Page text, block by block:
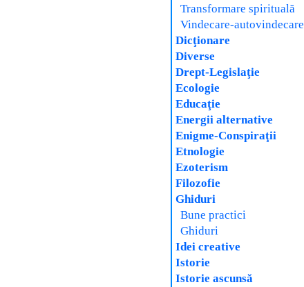
Transformare spirituală
Vindecare-autovindecare
Dicţionare
Diverse
Drept-Legislaţie
Ecologie
Educaţie
Energii alternative
Enigme-Conspiraţii
Etnologie
Ezoterism
Filozofie
Ghiduri
Bune practici
Ghiduri
Idei creative
Istorie
Istorie ascunsă